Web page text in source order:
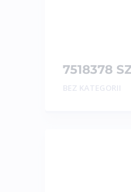
7518378
QUAD
BEZ KATEGORII